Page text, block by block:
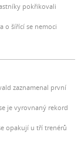
pokřikovali
o šířící se nemoci
zaznamenal první
je vyrovnaný rekord
opakují u tří trenérů